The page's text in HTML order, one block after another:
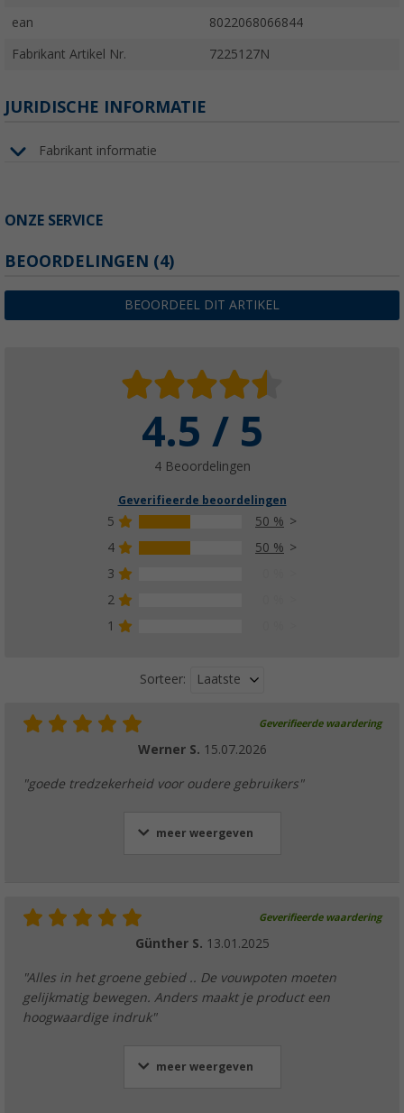
ean 8022068066844
Fabrikant Artikel Nr. 7225127N
JURIDISCHE INFORMATIE
Fabrikant informatie
ONZE SERVICE
BEOORDELINGEN (4)
BEOORDEEL DIT ARTIKEL
4.5 / 5
4 Beoordelingen
Geverifieerde beoordelingen
5
50 %
4
50 %
3
2
1
Sorteer: Laatste
Geverifieerde waardering
Werner S. 15.07.2026
"goede tredzekerheid voor oudere gebruikers"
meer weergeven
Geverifieerde waardering
Günther S. 13.01.2025
"Alles in het groene gebied .. De vouwpoten moeten
gelijkmatig bewegen. Anders maakt je product een
hoogwaardige indruk"
meer weergeven